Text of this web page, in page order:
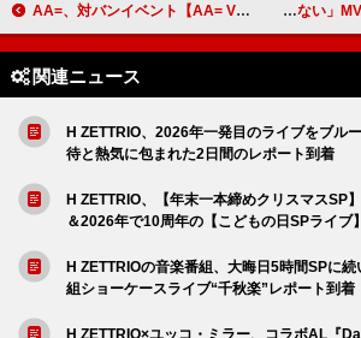
AA=、対バンイベント【AA= VERSUS LIVE ～X-FADER～】ツアー形式での開催決定 サカナクション、独
関連ニュース
H ZETTRIO、2026年一発目のライブをブル
待と熱気に包まれた2日間のレポート到着
H ZETTRIO、【年末一本締めクリスマスSP
＆2026年で10周年の【こどもの日SPライブ
H ZETTRIOの音楽番組、大晦日5時間SPに
組ショーケースライブ“千秋楽”レポート到着
H ZETTRIO×ユッコ・ミラー、コラボAL『